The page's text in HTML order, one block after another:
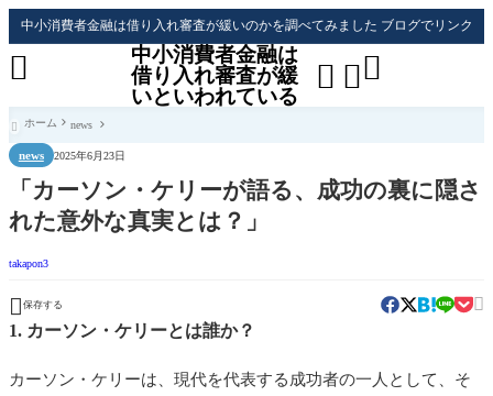
中小消費者金融は借り入れ審査が緩いのかを調べてみました ブログでリンク
中小消費者金融は
借り入れ審査が緩
いといわれている
 

 ホーム news
news 2025年6月23日
「カーソン・ケリーが語る、成功の裏に隠さ
れた意外な真実とは？」
takapon3
 保存する 
1. カーソン・ケリーとは誰か？
カーソン・ケリーは、現代を代表する成功者の一人として、そ